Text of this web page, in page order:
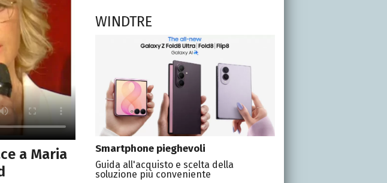
a Maria
WINDTRE
Smartphone pieghevoli
Guida all'acquisto e scelta della
soluzione più conveniente